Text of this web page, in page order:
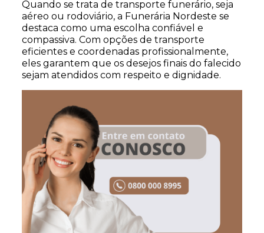
Quando se trata de transporte funerário, seja
aéreo ou rodoviário, a Funerária Nordeste se
destaca como uma escolha confiável e
compassiva. Com opções de transporte
eficientes e coordenadas profissionalmente,
eles garantem que os desejos finais do falecido
sejam atendidos com respeito e dignidade.